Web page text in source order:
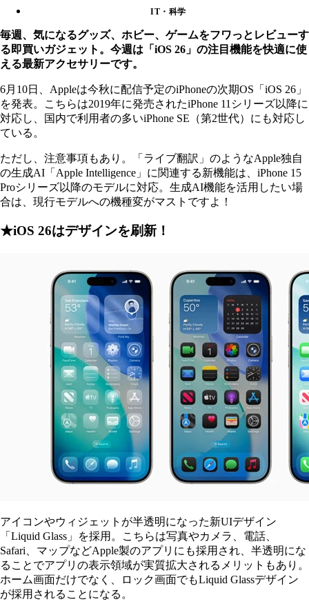
IT・科学
毎週、気になるグッズ、ホビー、ゲームをフワっとレビューす
る即買いガジェット。今週は「iOS 26」の注目機能を快適に使
える最新アクセサリーです。
6月10日、Appleは今秋に配信予定のiPhoneの次期OS「iOS 26」
を発表。こちらは2019年に発売されたiPhone 11シリーズ以降に
対応し、国内で利用者の多いiPhone SE（第2世代）にも対応し
ている。
ただし、注意事項もあり。「ライブ翻訳」のようなApple独自
の生成AI「Apple Intelligence」に関連する新機能は、iPhone 15
Proシリーズ以降のモデルに対応。生成AI機能を活用したい場
合は、現行モデルへの機種変がマストですよ！
★iOS 26はデザインを刷新！
アイコンやウィジェットが半透明になった新UIデザイン
「Liquid Glass」を採用。こちらは写真やカメラ、電話、
Safari、マップなどApple製のアプリにも採用され、半透明にな
ることでアプリの表示領域が実質拡大されるメリットもあり。
ホーム画面だけでなく、ロック画面でもLiquid Glassデザイン
が採用されることになる。